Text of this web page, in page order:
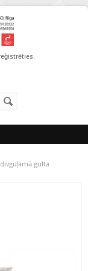
.
divguļamā gulta